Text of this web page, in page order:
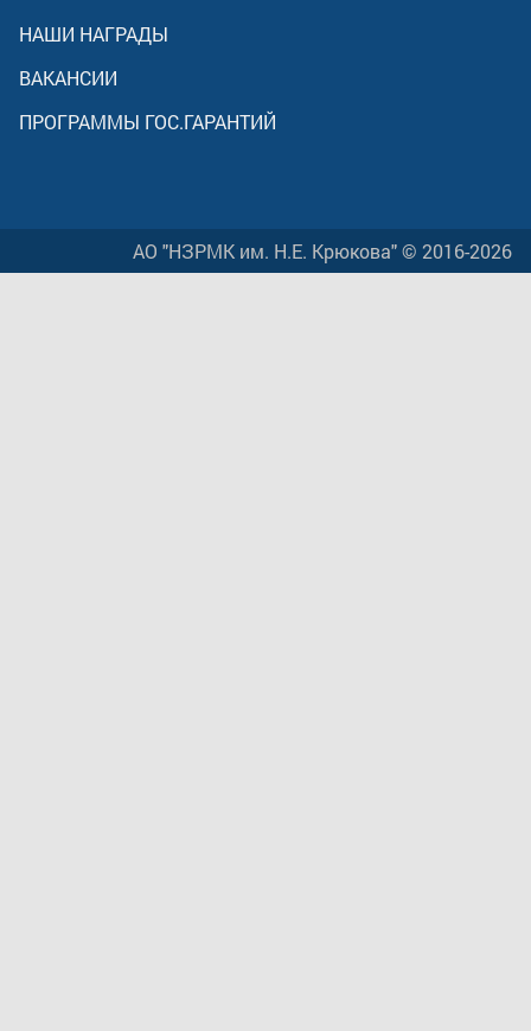
НАШИ НАГРАДЫ
ВАКАНСИИ
ПРОГРАММЫ ГОС.ГАРАНТИЙ
АО "НЗРМК им. Н.Е. Крюкова" © 2016-2026